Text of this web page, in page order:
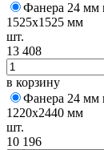
Фанера 24 мм
1525х1525 мм
шт.
13 408
в корзину
Фанера 24 мм
1220х2440 мм
шт.
10 196